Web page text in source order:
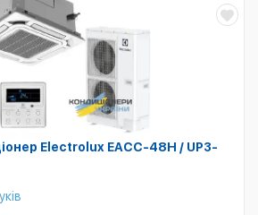
Electrolux EACC-48H / UP3-